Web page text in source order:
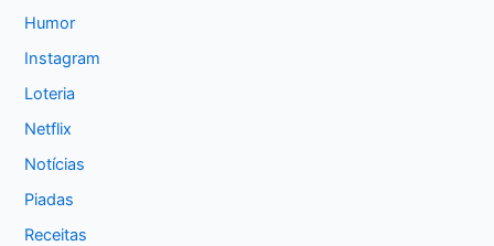
Humor
Instagram
Loteria
Netflix
Notícias
Piadas
Receitas